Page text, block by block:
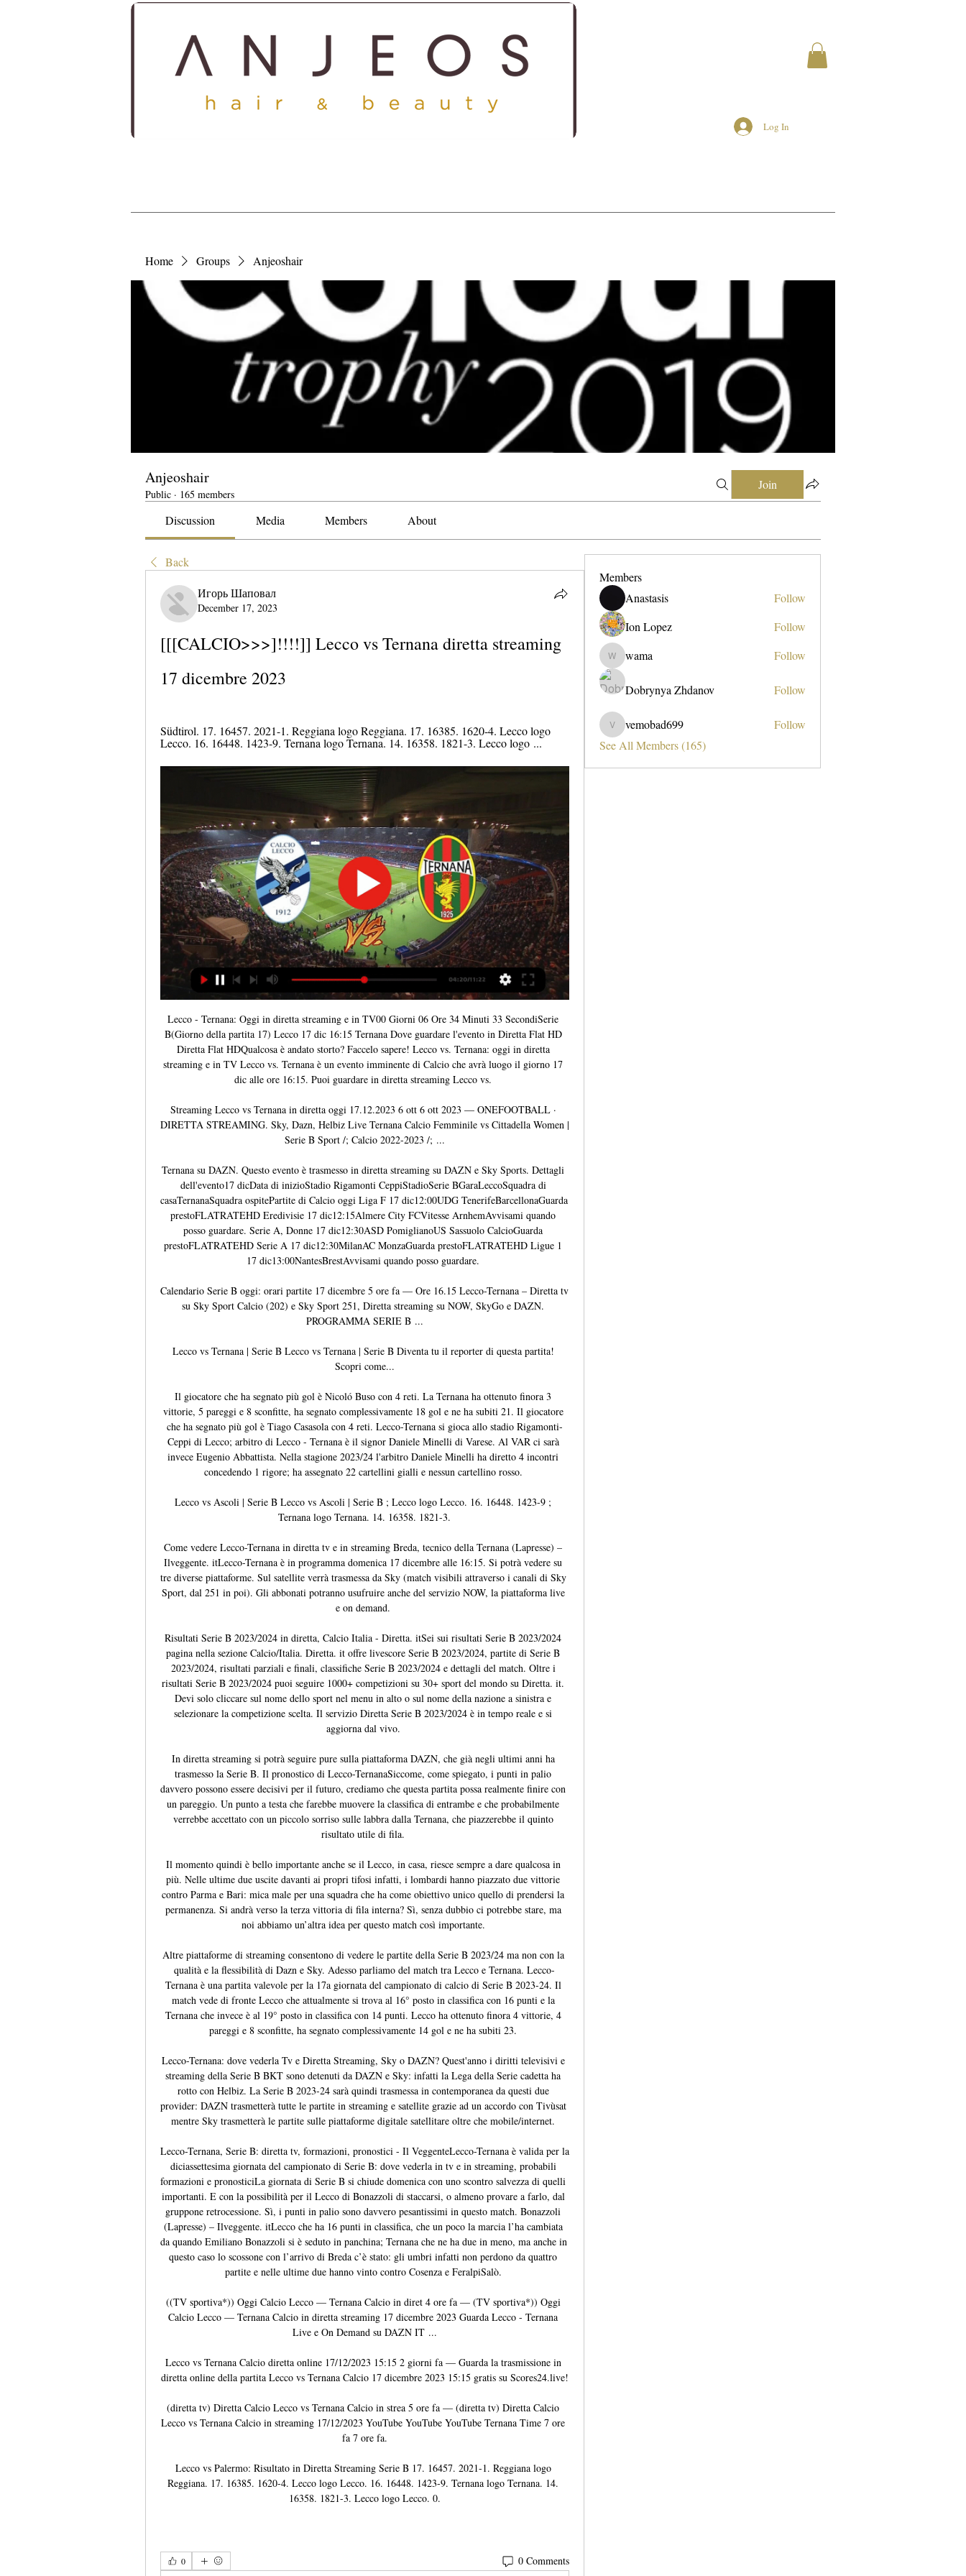
Log In
Home Groups Anjeoshair
Anjeoshair
Public · 165 members
Join
Discussion Media Members About
Back
Игорь Шаповал
December 17, 2023
[[[CALCIO>>>]!!!!]] Lecco vs Ternana diretta streaming
17 dicembre 2023
Südtirol. 17. 16457. 2021-1. Reggiana logo Reggiana. 17. 16385. 1620-4. Lecco logo
Lecco. 16. 16448. 1423-9. Ternana logo Ternana. 14. 16358. 1821-3. Lecco logo ...
Lecco - Ternana: Oggi in diretta streaming e in TV00 Giorni 06 Ore 34 Minuti 33 SecondiSerie
B(Giorno della partita 17) Lecco 17 dic 16:15 Ternana Dove guardare l'evento in Diretta Flat HD
Diretta Flat HDQualcosa è andato storto? Faccelo sapere! Lecco vs. Ternana: oggi in diretta
streaming e in TV Lecco vs. Ternana è un evento imminente di Calcio che avrà luogo il giorno 17
dic alle ore 16:15. Puoi guardare in diretta streaming Lecco vs.
Streaming Lecco vs Ternana in diretta oggi 17.12.2023 6 ott 6 ott 2023 — ONEFOOTBALL ·
DIRETTA STREAMING. Sky, Dazn, Helbiz Live Ternana Calcio Femminile vs Cittadella Women |
Serie B Sport /; Calcio 2022-2023 /; ...
Ternana su DAZN. Questo evento è trasmesso in diretta streaming su DAZN e Sky Sports. Dettagli
dell'evento17 dicData di inizioStadio Rigamonti CeppiStadioSerie BGaraLeccoSquadra di
casaTernanaSquadra ospitePartite di Calcio oggi Liga F 17 dic12:00UDG TenerifeBarcellonaGuarda
prestoFLATRATEHD Eredivisie 17 dic12:15Almere City FCVitesse ArnhemAvvisami quando
posso guardare. Serie A, Donne 17 dic12:30ASD PomiglianoUS Sassuolo CalcioGuarda
prestoFLATRATEHD Serie A 17 dic12:30MilanAC MonzaGuarda prestoFLATRATEHD Ligue 1
17 dic13:00NantesBrestAvvisami quando posso guardare.
Calendario Serie B oggi: orari partite 17 dicembre 5 ore fa — Ore 16.15 Lecco-Ternana – Diretta tv
su Sky Sport Calcio (202) e Sky Sport 251, Diretta streaming su NOW, SkyGo e DAZN.
PROGRAMMA SERIE B ...
Lecco vs Ternana | Serie B Lecco vs Ternana | Serie B Diventa tu il reporter di questa partita!
Scopri come...
Il giocatore che ha segnato più gol è Nicoló Buso con 4 reti. La Ternana ha ottenuto finora 3
vittorie, 5 pareggi e 8 sconfitte, ha segnato complessivamente 18 gol e ne ha subiti 21. Il giocatore
che ha segnato più gol è Tiago Casasola con 4 reti. Lecco-Ternana si gioca allo stadio Rigamonti-
Ceppi di Lecco; arbitro di Lecco - Ternana è il signor Daniele Minelli di Varese. Al VAR ci sarà
invece Eugenio Abbattista. Nella stagione 2023/24 l'arbitro Daniele Minelli ha diretto 4 incontri
concedendo 1 rigore; ha assegnato 22 cartellini gialli e nessun cartellino rosso.
Lecco vs Ascoli | Serie B Lecco vs Ascoli | Serie B ; Lecco logo Lecco. 16. 16448. 1423-9 ;
Ternana logo Ternana. 14. 16358. 1821-3.
Come vedere Lecco-Ternana in diretta tv e in streaming Breda, tecnico della Ternana (Lapresse) –
Ilveggente. itLecco-Ternana è in programma domenica 17 dicembre alle 16:15. Si potrà vedere su
tre diverse piattaforme. Sul satellite verrà trasmessa da Sky (match visibili attraverso i canali di Sky
Sport, dal 251 in poi). Gli abbonati potranno usufruire anche del servizio NOW, la piattaforma live
e on demand.
Risultati Serie B 2023/2024 in diretta, Calcio Italia - Diretta. itSei sui risultati Serie B 2023/2024
pagina nella sezione Calcio/Italia. Diretta. it offre livescore Serie B 2023/2024, partite di Serie B
2023/2024, risultati parziali e finali, classifiche Serie B 2023/2024 e dettagli del match. Oltre i
risultati Serie B 2023/2024 puoi seguire 1000+ competizioni su 30+ sport del mondo su Diretta. it.
Devi solo cliccare sul nome dello sport nel menu in alto o sul nome della nazione a sinistra e
selezionare la competizione scelta. Il servizio Diretta Serie B 2023/2024 è in tempo reale e si
aggiorna dal vivo.
In diretta streaming si potrà seguire pure sulla piattaforma DAZN, che già negli ultimi anni ha
trasmesso la Serie B. Il pronostico di Lecco-TernanaSiccome, come spiegato, i punti in palio
davvero possono essere decisivi per il futuro, crediamo che questa partita possa realmente finire con
un pareggio. Un punto a testa che farebbe muovere la classifica di entrambe e che probabilmente
verrebbe accettato con un piccolo sorriso sulle labbra dalla Ternana, che piazzerebbe il quinto
risultato utile di fila.
Il momento quindi è bello importante anche se il Lecco, in casa, riesce sempre a dare qualcosa in
più. Nelle ultime due uscite davanti ai propri tifosi infatti, i lombardi hanno piazzato due vittorie
contro Parma e Bari: mica male per una squadra che ha come obiettivo unico quello di prendersi la
permanenza. Si andrà verso la terza vittoria di fila interna? Sì, senza dubbio ci potrebbe stare, ma
noi abbiamo un’altra idea per questo match così importante.
Altre piattaforme di streaming consentono di vedere le partite della Serie B 2023/24 ma non con la
qualità e la flessibilità di Dazn e Sky. Adesso parliamo del match tra Lecco e Ternana. Lecco-
Ternana è una partita valevole per la 17a giornata del campionato di calcio di Serie B 2023-24. Il
match vede di fronte Lecco che attualmente si trova al 16° posto in classifica con 16 punti e la
Ternana che invece è al 19° posto in classifica con 14 punti. Lecco ha ottenuto finora 4 vittorie, 4
pareggi e 8 sconfitte, ha segnato complessivamente 14 gol e ne ha subiti 23.
Lecco-Ternana: dove vederla Tv e Diretta Streaming, Sky o DAZN? Quest'anno i diritti televisivi e
streaming della Serie B BKT sono detenuti da DAZN e Sky: infatti la Lega della Serie cadetta ha
rotto con Helbiz. La Serie B 2023-24 sarà quindi trasmessa in contemporanea da questi due
provider: DAZN trasmetterà tutte le partite in streaming e satellite grazie ad un accordo con Tivùsat
mentre Sky trasmetterà le partite sulle piattaforme digitale satellitare oltre che mobile/internet.
Lecco-Ternana, Serie B: diretta tv, formazioni, pronostici - Il VeggenteLecco-Ternana è valida per la
diciassettesima giornata del campionato di Serie B: dove vederla in tv e in streaming, probabili
formazioni e pronosticiLa giornata di Serie B si chiude domenica con uno scontro salvezza di quelli
importanti. E con la possibilità per il Lecco di Bonazzoli di staccarsi, o almeno provare a farlo, dal
gruppone retrocessione. Sì, i punti in palio sono davvero pesantissimi in questo match. Bonazzoli
(Lapresse) – Ilveggente. itLecco che ha 16 punti in classifica, che un poco la marcia l’ha cambiata
da quando Emiliano Bonazzoli si è seduto in panchina; Ternana che ne ha due in meno, ma anche in
questo caso lo scossone con l’arrivo di Breda c’è stato: gli umbri infatti non perdono da quattro
partite e nelle ultime due hanno vinto contro Cosenza e FeralpiSalò.
((TV sportiva*)) Oggi Calcio Lecco — Ternana Calcio in diret 4 ore fa — (TV sportiva*)) Oggi
Calcio Lecco — Ternana Calcio in diretta streaming 17 dicembre 2023 Guarda Lecco - Ternana
Live e On Demand su DAZN IT ...
Lecco vs Ternana Calcio diretta online 17/12/2023 15:15 2 giorni fa — Guarda la trasmissione in
diretta online della partita Lecco vs Ternana Calcio 17 dicembre 2023 15:15 gratis su Scores24.live!
(diretta tv) Diretta Calcio Lecco vs Ternana Calcio in strea 5 ore fa — (diretta tv) Diretta Calcio
Lecco vs Ternana Calcio in streaming 17/12/2023 YouTube YouTube YouTube Ternana Time 7 ore
fa 7 ore fa.
Lecco vs Palermo: Risultato in Diretta Streaming Serie B 17. 16457. 2021-1. Reggiana logo
Reggiana. 17. 16385. 1620-4. Lecco logo Lecco. 16. 16448. 1423-9. Ternana logo Ternana. 14.
16358. 1821-3. Lecco logo Lecco. 0.
0 0 Comments
Members
Anastasis
Follow
Ion Lopez
Follow
wama
wama Follow
Dobrynya Zhdanov Follow
vemobad699
vemobad699
Follow
See All Members (165)